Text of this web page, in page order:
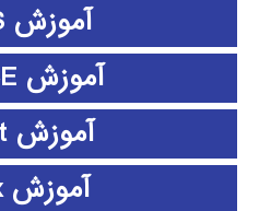
آموزش HFSS
آموزش HSPICE
آموزش L-Edit
آموزش Latex